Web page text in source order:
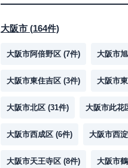
大阪市 (164件)
大阪市阿倍野区 (7件) 大阪市
大阪市東住吉区 (3件) 大阪市
大阪市北区 (31件) 大阪市此花
大阪市西成区 (6件) 大阪市西
大阪市天王寺区 (8件) 大阪市